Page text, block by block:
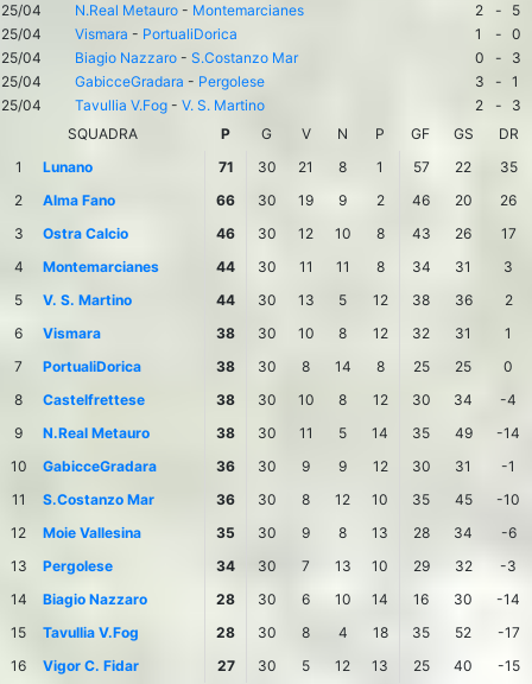
25/04
N.Real Metauro - Montemarcianes 2 -
5
25/04
Vismara - PortualiDorica 1 - 0
25/04
Biagio Nazzaro - S.Costanzo Mar 0 -
3
25/04
GabicceGradara - Pergolese 3 - 1
25/04
Tavullia V.Fog - V. S. Martino 2 -
3
SQUADRA
P G V N P GF GS
DR
1
Lunano 71 30 21 8 1 57 22
35
2
Alma Fano 66 30 19 9 2 46 20
26
3
Ostra Calcio 46 30 12 10 8 43 26
17
4
Montemarcianes 44 30 11 11 8 34 31
3
5
V. S. Martino 44 30 13 5 12 38 36
2
6
Vismara 38 30 10 8 12 32 31
1
7
PortualiDorica 38 30 8 14 8 25 25
0
8
Castelfrettese 38 30 10 8 12 30 34
-4
9
N.Real Metauro 38 30 11 5 14 35 49
-14
10
GabicceGradara 36 30 9 9 12 30 31
-1
11
S.Costanzo Mar 36 30 8 12 10 35 45
-10
12
Moie Vallesina 35 30 9 8 13 28 34
-6
13
Pergolese 34 30 7 13 10 29 32
-3
14
Biagio Nazzaro 28 30 6 10 14 16 30
-14
15
Tavullia V.Fog 28 30 8 4 18 35 52
-17
16
Vigor C. Fidar 27 30 5 12 13 25 40 -15